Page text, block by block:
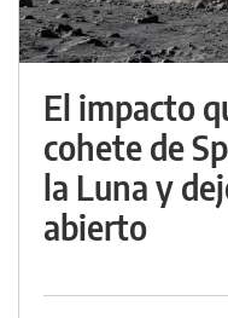
El impacto
cohete de
la Luna y
abierto